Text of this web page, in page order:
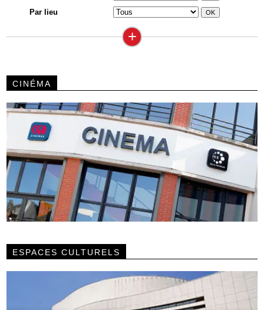
Par lieu
+
CINÉMA
ESPACES CULTURELS